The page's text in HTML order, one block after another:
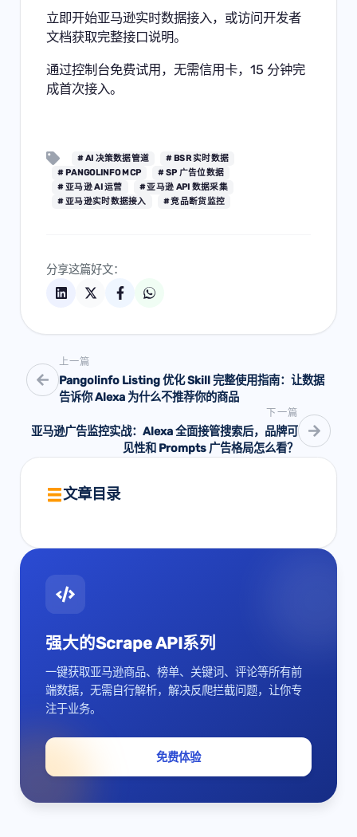
立即开始亚马逊实时数据接入，或访问开发者
文档获取完整接口说明。
通过控制台免费试用，无需信用卡，15 分钟完
成首次接入。
# AI 决策数据管道
# BSR 实时数据
# PANGOLINFO MCP
# SP 广告位数据
# 亚马逊 AI 运营
# 亚马逊 API 数据采集
# 亚马逊实时数据接入
# 竞品断货监控
分享这篇好文：
上一篇
Pangolinfo Listing 优化 Skill 完整使用指南：让数据
告诉你 Alexa 为什么不推荐你的商品
下一篇
亚马逊广告监控实战：Alexa 全面接管搜索后，品牌可
见性和 Prompts 广告格局怎么看？
文章目录
强大的Scrape API系列
一键获取亚马逊商品、榜单、关键词、评论等所有前
端数据，无需自行解析，解决反爬拦截问题，让你专
注于业务。
免费体验